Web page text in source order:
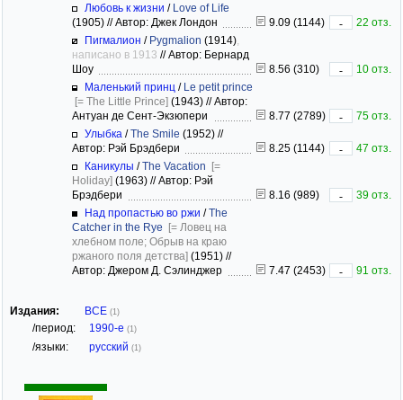
Любовь к жизни / Love of Life
(1905) //Автор: Джек Лондон 9.09 (1144) -
22 отз.
Пигмалион / Pygmalion (1914)
написано в 1913 //Автор: Бернард
Шоу
8.56 (310) -
10 отз.
Маленький принц / Le petit prince
[= The Little Prince] (1943) //Автор:
Антуан де Сент-Экзюпери
8.77 (2789) -
75 отз.
Улыбка /The Smile (1952) //
Автор: Рэй Брэдбери
8.25 (1144) -
47 отз.
Каникулы /The Vacation [=
Holiday] (1963) //Автор: Рэй
Брэдбери
8.16 (989) -
39 отз.
Над пропастью во ржи /The
Catcher in the Rye [= Ловец на
хлебном поле; Обрыв на краю
ржаного поля детства] (1951) //
Автор: Джером Д. Сэлинджер
7.47 (2453) - 91 отз.
Издания: ВСЕ (1)
/период: 1990-е (1)
/языки: русский (1)